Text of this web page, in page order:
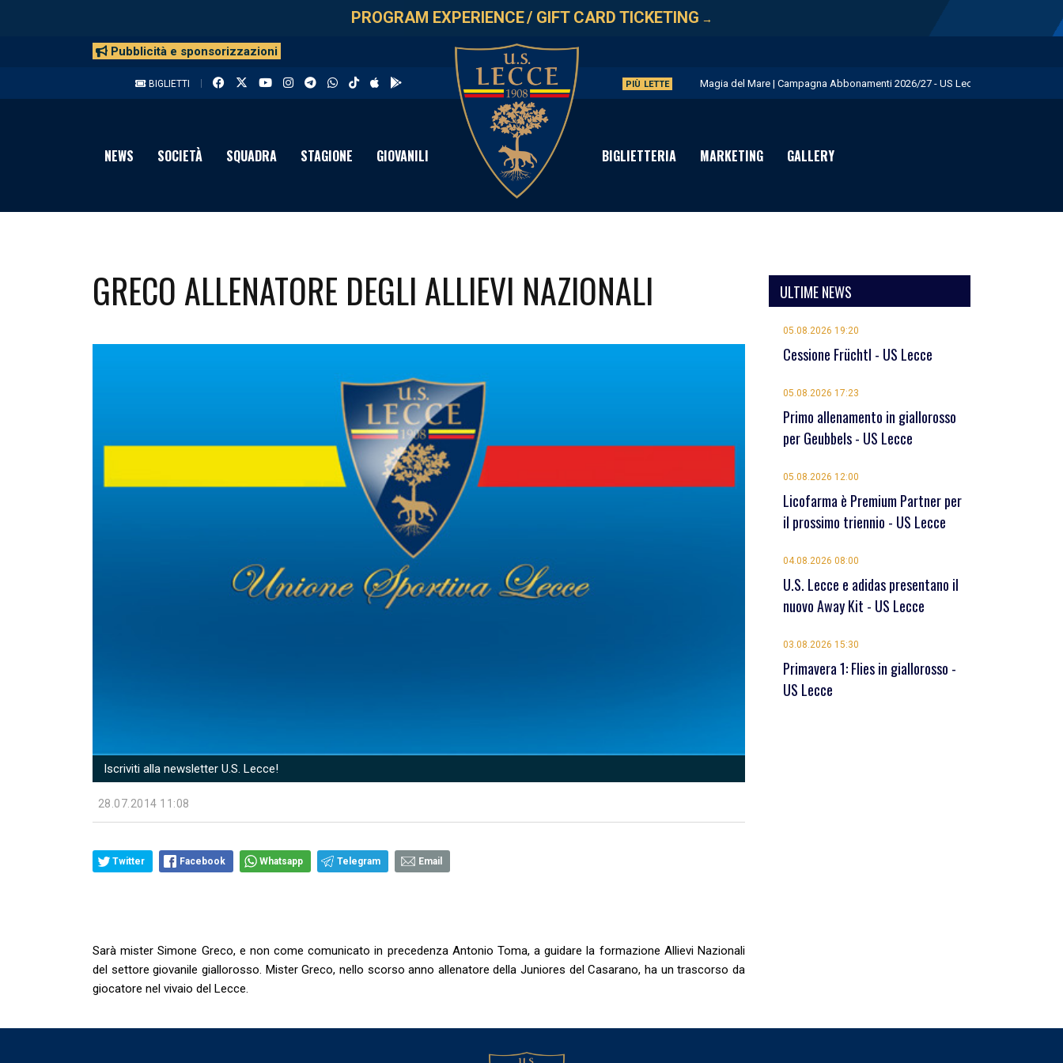
PROGRAM EXPERIENCE/ GIFT CARD TICKETING →
Pubblicità e sponsorizzazioni
BIGLIETTI PIÙ LETTE Magia del Mare | Campagna Abbonamenti 2026/27 - US Lecce
Visita istituzionale al Via del Mare - US Lecce
Cessione Burnete - US Lecce
NEWS SOCIETÀ SQUADRA STAGIONE GIOVANILI BIGLIETTERIA MARKETING GALLERY
GRECO ALLENATORE DEGLI ALLIEVI NAZIONALI
Iscriviti alla newsletter U.S. Lecce!
28.07.2014 11:08
Twitter Facebook Whatsapp Telegram Email
Sarà mister Simone Greco, e non come comunicato in precedenza Antonio Toma, a guidare la formazione Allievi Nazionali
del settore giovanile giallorosso. Mister Greco, nello scorso anno allenatore della Juniores del Casarano, ha un trascorso da
giocatore nel vivaio del Lecce.
ULTIME NEWS
05.08.2026 19:20
Cessione Früchtl - US Lecce
05.08.2026 17:23
Primo allenamento in giallorosso
per Geubbels - US Lecce
05.08.2026 12:00
Licofarma è Premium Partner per
il prossimo triennio - US Lecce
04.08.2026 08:00
U.S. Lecce e adidas presentano il
nuovo Away Kit - US Lecce
03.08.2026 15:30
Primavera 1: Flies in giallorosso -
US Lecce